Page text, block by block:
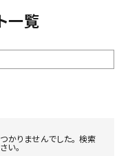
一覧
かりませんでした。 検索
い。